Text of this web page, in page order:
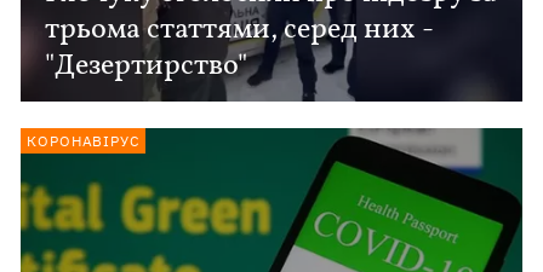
трьома статтями, серед них -
"Дезертирство"
КОРОНАВІРУС